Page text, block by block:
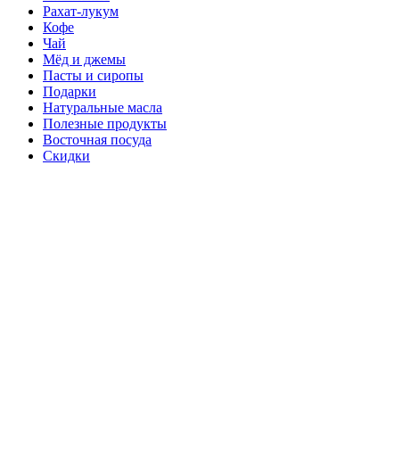
Рахат-лукум
Кофе
Чай
Мёд и джемы
Пасты и сиропы
Подарки
Натуральные масла
Полезные продукты
Восточная посуда
Скидки